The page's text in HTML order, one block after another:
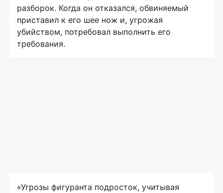
разборок. Когда он отказался, обвиняемый
приставил к его шее нож и, угрожая
убийством, потребовал выполнить его
требования.
«Угрозы фигуранта подросток, учитывая